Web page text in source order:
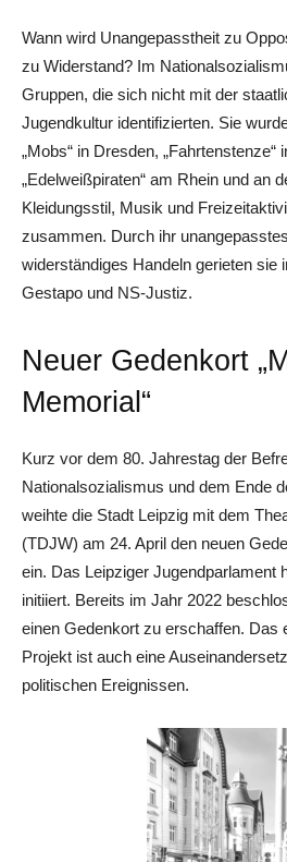
Wann wird Unangepasstheit zu
zu Widerstand? Im
Gruppen, die sich nicht mit der
Jugendkultur identifizierten. Sie
„Mobs“ in Dresden, „Fahrtenstenze“
„Edelweißpiraten“ am Rhein und an
Kleidungsstil, Musik und
zusammen. Durch ihr
widerständiges Handeln gerieten sie
Gestapo und NS-Justiz.
Neuer Gedenkort
Memorial“
Kurz vor dem 80. Jahrestag der
Nationalsozialismus und dem Ende
weihte die Stadt Leipzig mit dem
(TDJW) am 24. April den neuen
ein. Das Leipziger Jugendparlament
initiiert. Bereits im Jahr 2022
einen Gedenkort zu erschaffen. Das
Projekt ist auch eine
politischen Ereignissen.